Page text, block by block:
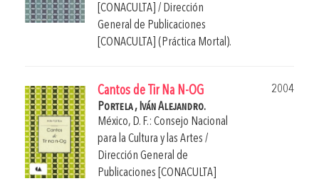
[CONACULTA] / Dirección
General de Publicaciones
[CONACULTA] (Práctica Mortal).
Cantos de Tir Na N-OG
2004
Portela , Iván Alejandro.
México, D. F.: Consejo Nacional
para la Cultura y las Artes /
Dirección General de
Publicaciones [CONACULTA]